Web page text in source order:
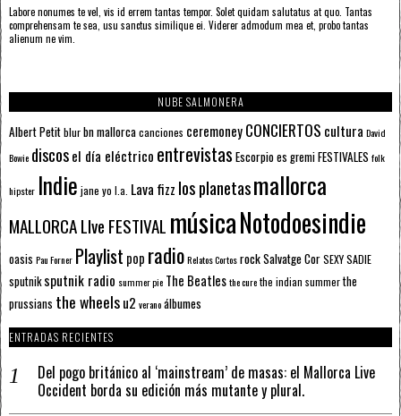
Labore nonumes te vel, vis id errem tantas tempor. Solet quidam salutatus at quo. Tantas
comprehensam te sea, usu sanctus similique ei. Viderer admodum mea et, probo tantas
alienum ne vim.
NUBE SALMONERA
Albert Petitblurbn mallorcacanciones ceremoneyCONCIERTOS cultura David
Bowie discosel día eléctrico entrevistas Escorpioes gremiFESTIVALES folk
hipster Indie jane yo l.a. Lava fizz los planetasmallorca
MALLORCA LIve FESTIVAL músicaNotodoesindie
oasis Pau Forner Playlist pop radioRelatos CortosrockSalvatge CorSEXY SADIE
sputnik sputnik radio summer pie The Beatlesthe curethe indian summerthe
prussians the wheelsu2 veranoálbumes
ENTRADAS RECIENTES
Del pogo británico al ‘mainstream’ de masas: el Mallorca Live
Occident borda su edición más mutante y plural.